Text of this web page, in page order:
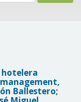
Ballestero;